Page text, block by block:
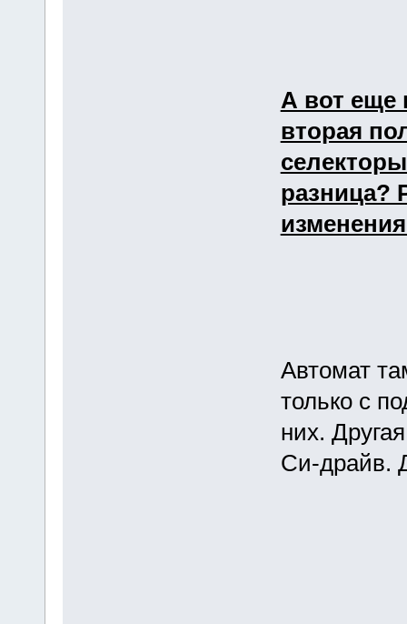
А вот еще
вторая
разница?
Автомат
только с
них.
Си-драйв.